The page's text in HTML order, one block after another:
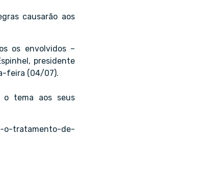
causarão aos
os envolvidos –
presidente
feira (04/07).
o tema aos seus
o-tratamento-de-